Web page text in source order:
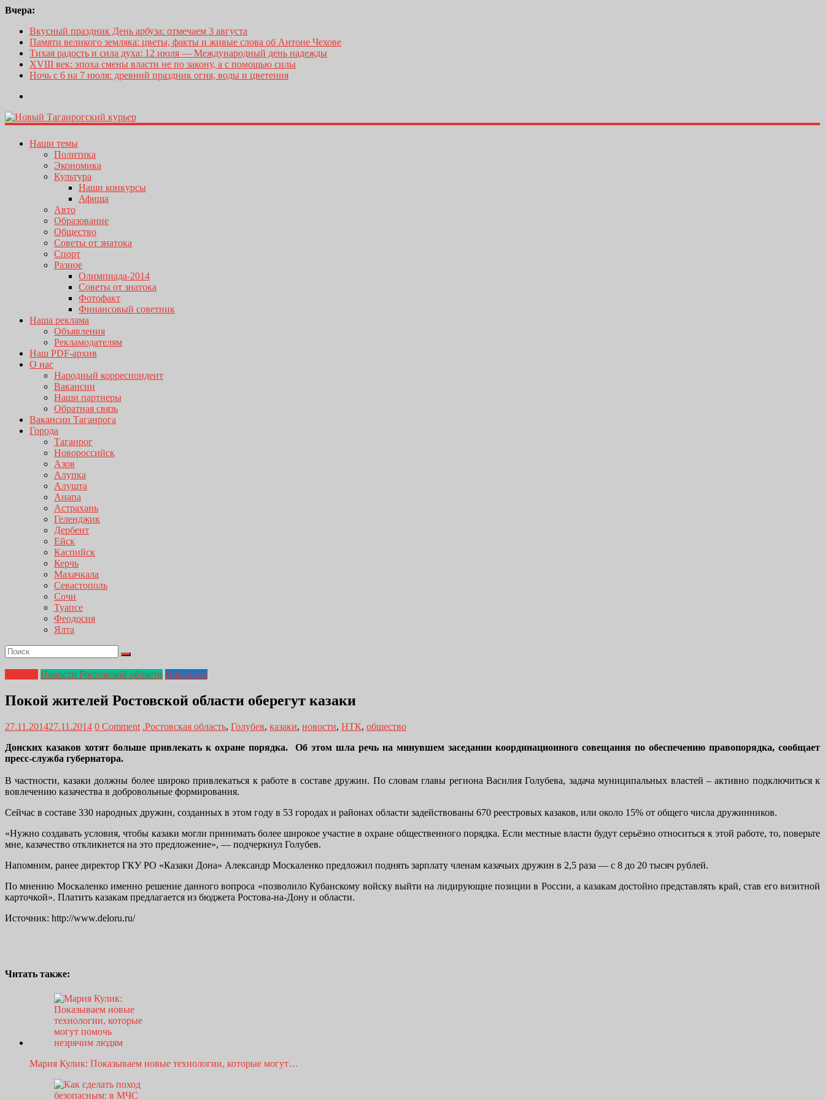
Вчера:
Вкусный праздник День арбуза: отмечаем 3 августа
Памяти великого земляка: цветы, факты и живые слова об Антоне Чехове
Тихая радость и сила духа: 12 июля — Международный день надежды
XVIII век: эпоха смены власти не по закону, а с помощью силы
Ночь с 6 на 7 июля: древний праздник огня, воды и цветения
Наши темы
Политика
Экономика
Культура
Наши конкурсы
Афиша
Авто
Образование
Общество
Советы от знатока
Спорт
Разное
Олимпиада-2014
Советы от знатока
Фотофакт
Финансовый советник
Наша реклама
Объявления
Рекламодателям
Наш PDF-архив
О нас
Народный корреспондент
Вакансии
Наши партнеры
Обратная связь
Вакансии Таганрога
Города
Таганрог
Новороссийск
Азов
Алупка
Алушта
Анапа
Астрахань
Геленджик
Дербент
Ейск
Каспийск
Керчь
Махачкала
Севастополь
Сочи
Туапсе
Феодосия
Ялта
Новости Ростовской области Общество
Покой жителей Ростовской области оберегут казаки
27.11.201427.11.2014 0 Comment .Ростовская область, Голубев, казаки, новости, НТК, общество
Донских казаков хотят больше привлекать к охране порядка. Об этом шла речь на минувшем заседании координационного совещания по обеспечению правопорядка, сообщает
пресс-служба губернатора.
В частности, казаки должны более широко привлекаться к работе в составе дружин. По словам главы региона Василия Голубева, задача муниципальных властей – активно подключиться к
вовлечению казачества в добровольные формирования.
Сейчас в составе 330 народных дружин, созданных в этом году в 53 городах и районах области задействованы 670 реестровых казаков, или около 15% от общего числа дружинников.
«Нужно создавать условия, чтобы казаки могли принимать более широкое участие в охране общественного порядка. Если местные власти будут серьёзно относиться к этой работе, то, поверьте
мне, казачество откликнется на это предложение», — подчеркнул Голубев.
Напомним, ранее директор ГКУ РО «Казаки Дона» Александр Москаленко предложил поднять зарплату членам казачьих дружин в 2,5 раза — с 8 до 20 тысяч рублей.
По мнению Москаленко именно решение данного вопроса «позволило Кубанскому войску выйти на лидирующие позиции в России, а казакам достойно представлять край, став его визитной
карточкой». Платить казакам предлагается из бюджета Ростова-на-Дону и области.
Источник: http://www.deloru.ru/
Читать также:
Мария Кулик: Показываем новые технологии, которые могут…